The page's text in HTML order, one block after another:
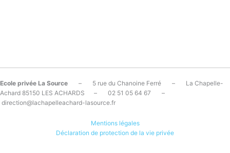
Ecole privée La Source – 5 rue du Chanoine Ferré – La Chapelle-
Achard 85150 LES ACHARDS – 02 51 05 64 67 –
direction@lachapelleachard-lasource.fr
Mentions légales
Déclaration de protection de la vie privée